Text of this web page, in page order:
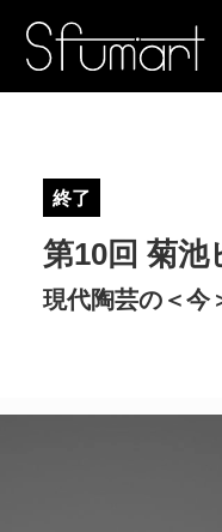
終了
第10回 菊池
現代陶芸の＜今